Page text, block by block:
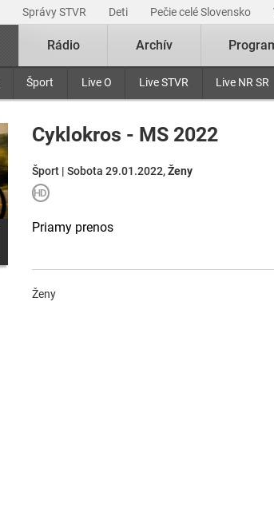
Správy STVR Deti Pečie celé Slovensko
Šport Live O Live STVR Live NR SR
Rádio Archív
Cyklokros - MS 2022
Šport | Sobota 29.01.2022,Ženy
Priamy prenos
Ženy